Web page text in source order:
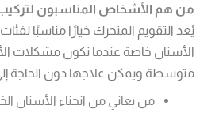
من هم الأشخاص المناسبون لتركيب
يُعد التقويم المتحرك خيارًا مناسبًا
الأسنان خاصة عندما تكون مشكلات
متوسطة ويمكن علاجها دون الحاجة إلى
من يعاني من انحناء الأسنان